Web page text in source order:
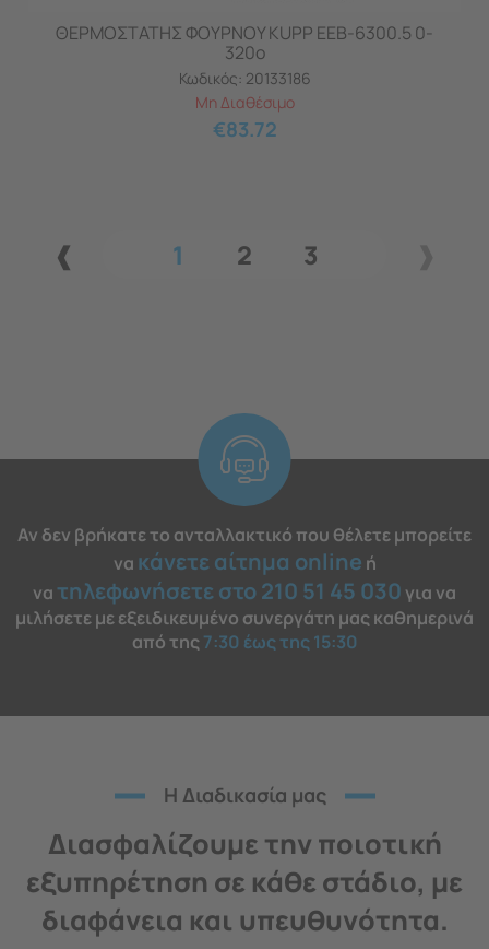
ΘΕΡΜΟΣΤΑΤΗΣ ΦΟΥΡΝΟΥ KUPP EEB-6300.5 0-
320ο
Κωδικός: 20133186
Μη Διαθέσιμο
€83.72
1 2 3
Αν δεν βρήκατε το ανταλλακτικό που θέλετε μπορείτε
να κάνετε αίτημα online ή
νατηλεφωνήσετε στο 210 51 45 030 για να
μιλήσετε με εξειδικευμένο συνεργάτη μας καθημερινά
από της7:30 έως της 15:30
H Διαδικασία μας
Διασφαλίζουμε την ποιοτική
εξυπηρέτηση σε κάθε στάδιο, με
διαφάνεια και υπευθυνότητα.